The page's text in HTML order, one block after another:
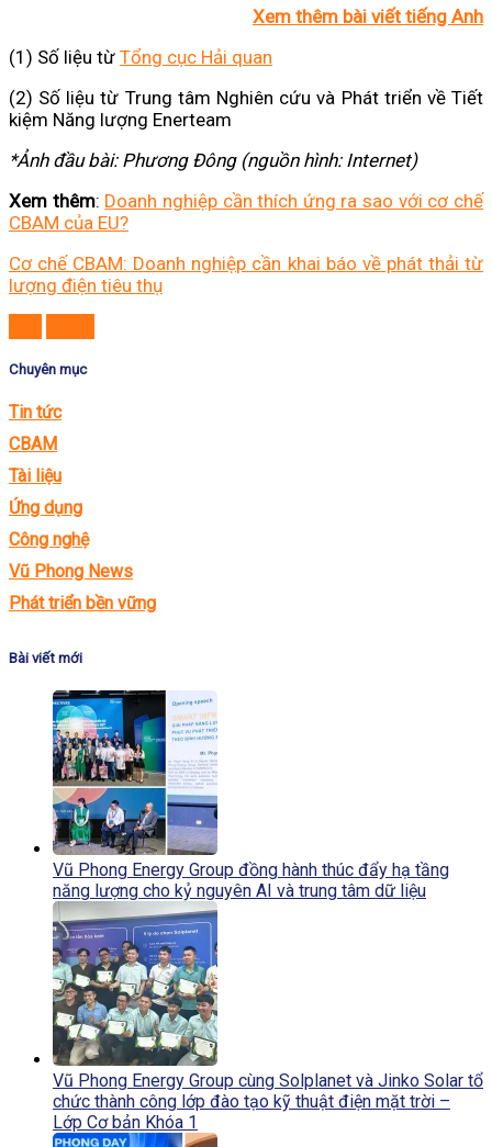
Xem thêm bài viết tiếng Anh
(1) Số liệu từ Tổng cục Hải quan
(2) Số liệu từ Trung tâm Nghiên cứu và Phát triển về Tiết
kiệm Năng lượng Enerteam
*Ảnh đầu bài: Phương Đông (nguồn hình: Internet)
Xem thêm: Doanh nghiệp cần thích ứng ra sao với cơ chế
CBAM của EU?
Cơ chế CBAM: Doanh nghiệp cần khai báo về phát thải từ
lượng điện tiêu thụ
Chuyên mục
Tin tức
CBAM
Tài liệu
Ứng dụng
Công nghệ
Vũ Phong News
Phát triển bền vững
Bài viết mới
Vũ Phong Energy Group đồng hành thúc đẩy hạ tầng
năng lượng cho kỷ nguyên AI và trung tâm dữ liệu
Vũ Phong Energy Group cùng Solplanet và Jinko Solar tổ
chức thành công lớp đào tạo kỹ thuật điện mặt trời –
Lớp Cơ bản Khóa 1